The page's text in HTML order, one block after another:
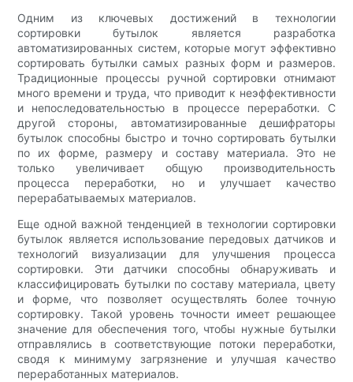
Одним из ключевых достижений в технологии
сортировки бутылок является разработка
автоматизированных систем, которые могут эффективно
сортировать бутылки самых разных форм и размеров.
Традиционные процессы ручной сортировки отнимают
много времени и труда, что приводит к неэффективности
и непоследовательностью в процессе переработки. С
другой стороны, автоматизированные дешифраторы
бутылок способны быстро и точно сортировать бутылки
по их форме, размеру и составу материала. Это не
только увеличивает общую производительность
процесса переработки, но и улучшает качество
перерабатываемых материалов.
Еще одной важной тенденцией в технологии сортировки
бутылок является использование передовых датчиков и
технологий визуализации для улучшения процесса
сортировки. Эти датчики способны обнаруживать и
классифицировать бутылки по составу материала, цвету
и форме, что позволяет осуществлять более точную
сортировку. Такой уровень точности имеет решающее
значение для обеспечения того, чтобы нужные бутылки
отправлялись в соответствующие потоки переработки,
сводя к минимуму загрязнение и улучшая качество
переработанных материалов.